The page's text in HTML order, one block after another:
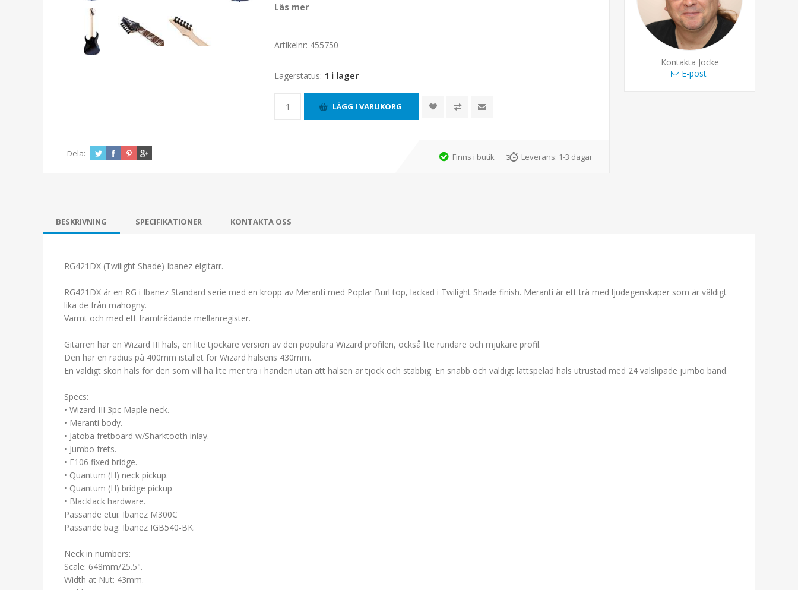
Kontakta Jocke
E-post
Läs mer
Artikelnr: 455750
Lagerstatus: 1 i lager
Dela: Finns i butik Leverans: 1-3 dagar
BESKRIVNING SPECIFIKATIONER KONTAKTA OSS
RG421DX (Twilight Shade) Ibanez elgitarr.
RG421DX är en RG i Ibanez Standard serie med en kropp av Meranti med Poplar Burl top, lackad i Twilight Shade finish. Meranti är ett trä med ljudegenskaper som är väldigt
lika de från mahogny.
Varmt och med ett framträdande mellanregister.
Gitarren har en Wizard III hals, en lite tjockare version av den populära Wizard profilen, också lite rundare och mjukare profil.
Den har en radius på 400mm istället för Wizard halsens 430mm.
En väldigt skön hals för den som vill ha lite mer trä i handen utan att halsen är tjock och stabbig. En snabb och väldigt lättspelad hals utrustad med 24 välslipade jumbo band.
Specs:
• Wizard III 3pc Maple neck.
• Meranti body.
• Jatoba fretboard w/Sharktooth inlay.
• Jumbo frets.
• F106 fixed bridge.
• Quantum (H) neck pickup.
• Quantum (H) bridge pickup
• Blacklack hardware.
Passande etui: Ibanez M300C
Passande bag: Ibanez IGB540-BK.
Neck in numbers:
Scale: 648mm/25.5".
Width at Nut: 43mm.